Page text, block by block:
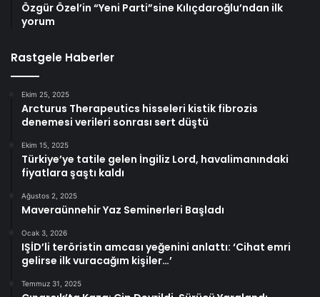
Özgür Özel’in “Yeni Parti”sine Kılıçdaroğlu’ndan ilk
yorum
Rastgele Haberler
Ekim 25, 2025
Arcturus Therapeutics hisseleri kistik fibrozis
denemesi verileri sonrası sert düştü
Ekim 15, 2025
Türkiye’ye tatile gelen İngiliz Lord, havalimanındaki
fiyatlara şaştı kaldı
Ağustos 2, 2025
Maveraünnehir Yaz Seminerleri Başladı
Ocak 3, 2026
IŞİD’li teröristin amcası yeğenini anlattı: ‘Cihat emri
gelirse ilk vuracağım kişiler…’
Temmuz 31, 2025